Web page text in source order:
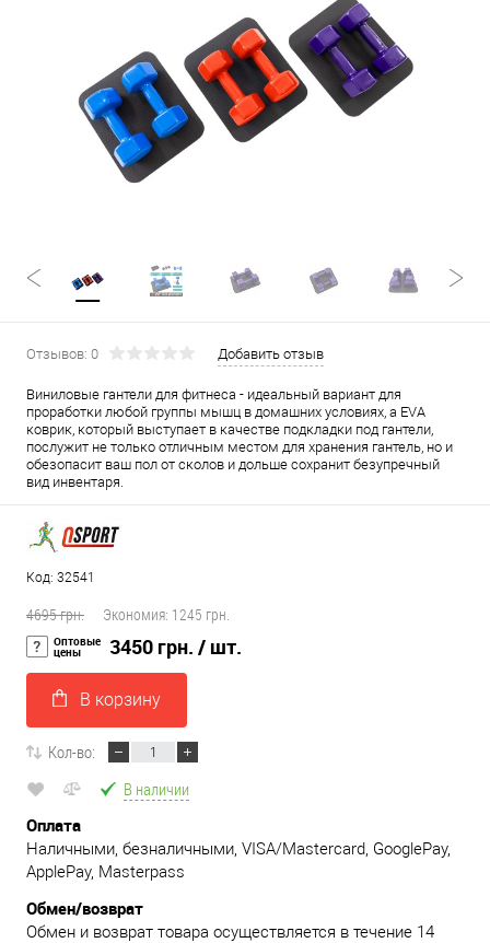
Отзывов: 0 Добавить отзыв
Виниловые гантели для фитнеса - идеальный вариант для
проработки любой группы мышц в домашних условиях, а EVA
коврик, который выступает в качестве подкладки под гантели,
послужит не только отличным местом для хранения гантель, но и
обезопасит ваш пол от сколов и дольше сохранит безупречный
вид инвентаря.
Код: 32541
4695 грн. Экономия: 1245 грн.
Оптовые
цены 3450 грн. / шт.
В корзину
Кол-во:
В наличии
Оплата
Наличными, безналичными, VISA/Mastercard, GooglePay,
ApplePay, Masterpass
Обмен/возврат
Обмен и возврат товара осуществляется в течение 14